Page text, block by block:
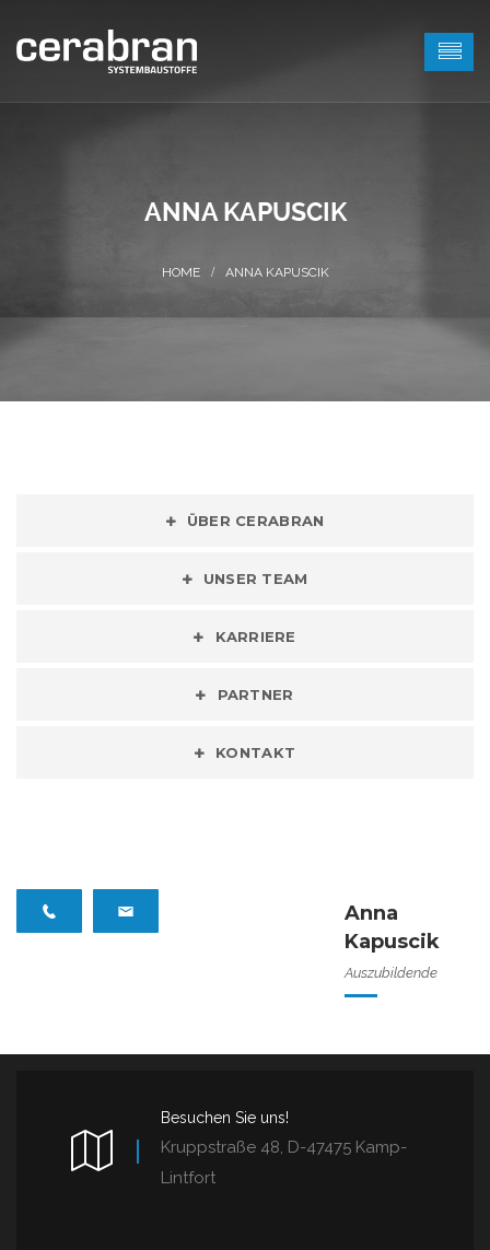
ANNA KAPUSCIK
ANNA KAPUSCIK
ÜBER CERABRAN
UNSER TEAM
KARRIERE
PARTNER
KONTAKT
Anna
Kapuscik
Auszubildende
Besuchen Sie uns!
Kruppstraße 48, D-47475 Kamp-
Lintfort